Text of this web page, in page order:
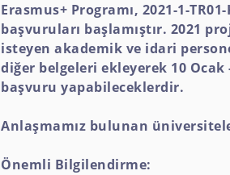
Erasmus+ Programı, 2021-1-
başvuruları başlamıştır. 2021
isteyen akademik ve idari
diğer belgeleri ekleyerek 10
başvuru yapabileceklerdir.
Anlaşmamız bulunan
Önemli Bilgilendirme: